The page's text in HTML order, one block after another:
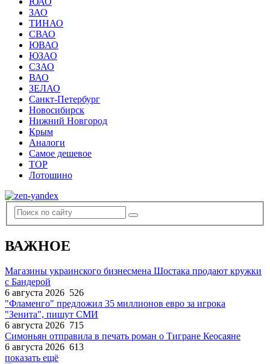
ЗАО
ТИНАО
СВАО
ЮВАО
ЮЗАО
СЗАО
ВАО
ЗЕЛАО
Санкт-Петербург
Новосибирск
Нижний Новгород
Крым
Аналоги
Самое дешевое
TOP
Лотошино
ВАЖНОЕ
Магазины украинского бизнесмена Шостака продают кружки
с Бандерой
6 августа 2026 526
"Фламенго" предложил 35 миллионов евро за игрока
"Зенита", пишут СМИ
6 августа 2026 715
Симоньян отправила в печать роман о Тигране Кеосаяне
6 августа 2026 613
показать ещё